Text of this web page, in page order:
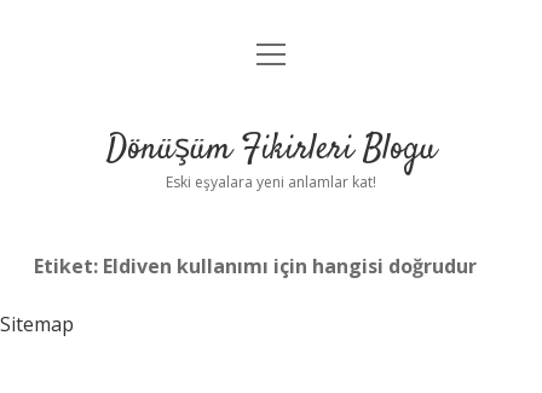
Anasayfa
Yasal Uyarı
menüyü
Dönüşüm Fikirleri Blogu
Eski eşyalara yeni anlamlar kat!
Etiket: Eldiven kullanımı için hangisi doğrudur
Sitemap